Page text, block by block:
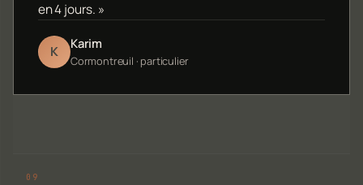
en 4 jours. »
K Karim
Cormontreuil · particulier